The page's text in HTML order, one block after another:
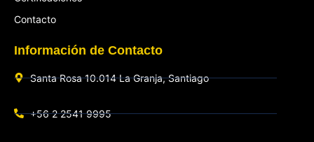
Contacto
Información de Contacto
Santa Rosa 10.014 La Granja, Santiago
+56 2 2541 9995